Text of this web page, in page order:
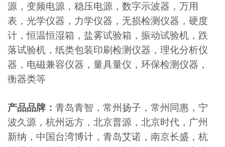
源，变频电源，稳压电源，数字示波器，万用
表，光学仪器，力学仪器，无损检测仪器，硬度
计，恒温恒湿箱，盐雾试验箱，振动试验机，跌
落试验机，纸类包装印刷检测仪器，理化分析仪
器，电磁兼容仪器，量具量仪，环保检测仪器，
衡器类等
产品品牌：青岛青智，常州扬子，常州同惠，宁
波久源，杭州远方，北京普源，北京时代，广州
新纳，中国台湾博计，青岛艾诺，南京长盛，杭